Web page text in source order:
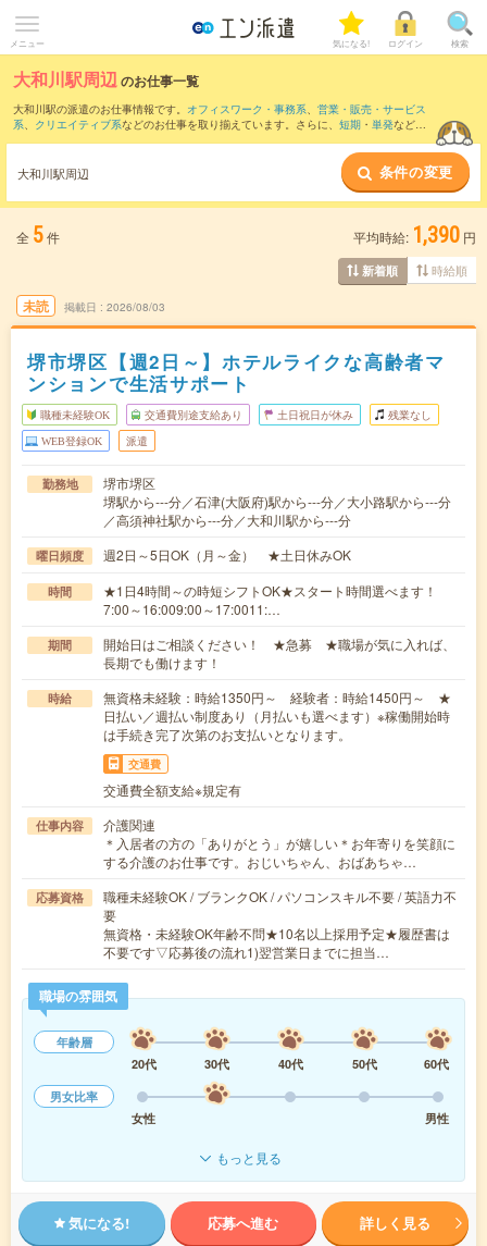
メニュー 気になる! ログイン 検索
大和川駅周辺のお仕事一覧
大和川駅の派遣のお仕事情報です。 オフィスワーク・事務系、 営業・販売・サービス
系、 クリエイティブ系などのお仕事を取り揃えています。さらに、 短期 ・ 単発などの
また、本町駅・
など近隣駅のお仕事
もご確認いただけます。
大和川駅周辺 条件の変更
全 5件 平均時給: 1,390 円
新着順 時給順
未読 掲載日 2026/08/03
堺市堺区【週2日～】ホテルライクな高齢者マ
ンションで生活サポート
職種未経験OK 交通費別途支給あり 土日祝日が休み 残業なし
WEB登録OK 派遣
勤務地
堺市堺区
堺駅から---分／石津(大阪府)駅から---分／大小路駅から---分
／高須神社駅から---分／大和川駅から---分
曜日頻度 週2日～5日OK（月～金） ★土日休みOK
時間
★1日4時間～の時短シフトOK★スタート時間選べます！
7:00～16:009:00～17:0011:…
期間
開始日はご相談ください！ ★急募 ★職場が気に入れば、
長期でも働けます！
時給
無資格未経験：時給1350円～ 経験者：時給1450円～ ★
日払い／週払い制度あり（月払いも選べます）※稼働開始時
は手続き完了次第のお支払いとなります。
交通費
交通費全額支給※規定有
仕事内容
介護関連
＊入居者の方の「ありがとう」が嬉しい＊お年寄りを笑顔に
する介護のお仕事です。おじいちゃん、おばあちゃ…
応募資格
職種未経験OK / ブランクOK / パソコンスキル不要 / 英語力不
要
無資格・未経験OK年齢不問★10名以上採用予定★履歴書は
不要です▽応募後の流れ1)翌営業日までに担当…
職場の雰囲気
年齢層
20代
30代 40代 50代
60代
男女比率
女性
男性
もっと見る
気になる! 応募へ進む 詳しく見る